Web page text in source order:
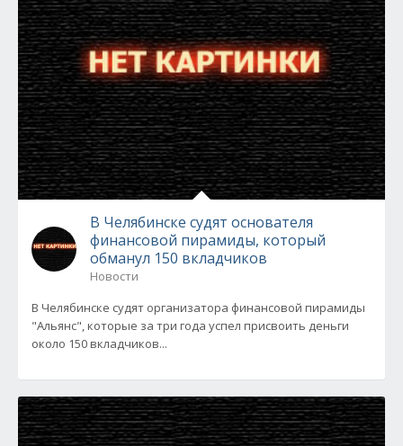
В Челябинске судят основателя
финансовой пирамиды, который
обманул 150 вкладчиков
Новости
В Челябинске судят организатора финансовой пирамиды
"Альянс", которые за три года успел присвоить деньги
около 150 вкладчиков...